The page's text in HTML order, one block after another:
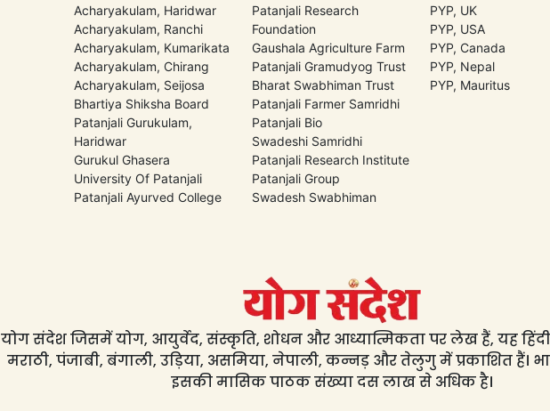
Acharyakulam, Haridwar
Acharyakulam, Ranchi
Acharyakulam, Kumarikata
Acharyakulam, Chirang
Acharyakulam, Seijosa
Bhartiya Shiksha Board
Patanjali Gurukulam,
Haridwar
Gurukul Ghasera
University Of Patanjali
Patanjali Ayurved College
Patanjali Research
Foundation
Gaushala Agriculture Farm
Patanjali Gramudyog Trust
Bharat Swabhiman Trust
Patanjali Farmer Samridhi
Patanjali Bio
Swadeshi Samridhi
Patanjali Research Institute
Patanjali Group
Swadesh Swabhiman
PYP, UK
PYP, USA
PYP, Canada
PYP, Nepal
PYP, Mauritus
योग संदेश जिसमें योग, आयुर्वेद, संस्कृति, शोधन और आध्यात्मिकता पर लेख हैं, यह हिंदी,
मराठी, पंजाबी, बंगाली, उड़िया, असमिया, नेपाली, कन्नड़ और तेलुगु में प्रकाशित हैं।
इसकी मासिक पाठक संख्या दस लाख से अधिक है।